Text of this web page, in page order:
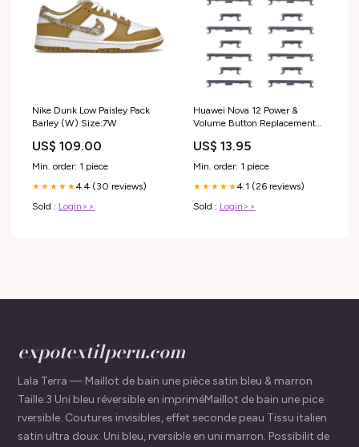
Nike Dunk Low Paisley Pack
Barley (W) Size:7W
US$ 109.00
Min. order: 1 piece
★★★★★4.4 (30 reviews)
Sold : Login>>
Huawei Nova 12 Power &
Volume Button Replacement
12(Original)
US$ 13.95
Min. order: 1 piece
★★★★★4.1 (26 reviews)
Sold : Login>>
expotextilperu.com
Lala Terra — Maillot de bain une pièce satin bleu & marron
Taille:3 Uni bleu réversible en impriméMaillot de bain une pice
rversible. Coutures invisibles, effet seconde peau Tissu italien
satin ultra doux. Uni bleu, rversible en uni marron. Possibilit de